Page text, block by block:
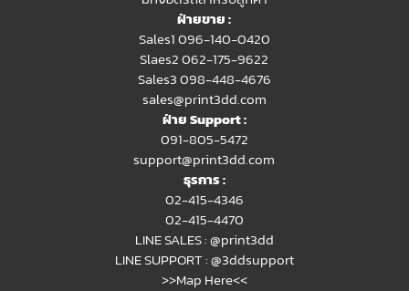
ฝ่ายขาย :
Sales1 096-140-0420
Slaes2062-175-9622
Sales3 098-448-4676
sales@print3dd.com
ฝ่าย Support :
091-805-5472
support@print3dd.com
ธุรการ :
02-415-4346
02-415-4470
LINE SALES :@print3dd
LINE SUPPORT :@3ddsupport
>>Map Here<<